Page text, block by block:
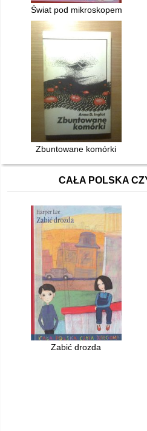
Świat pod mikroskopem [DP-
Zbuntowane komórki
CAŁA POLSKA
Zabić drozda